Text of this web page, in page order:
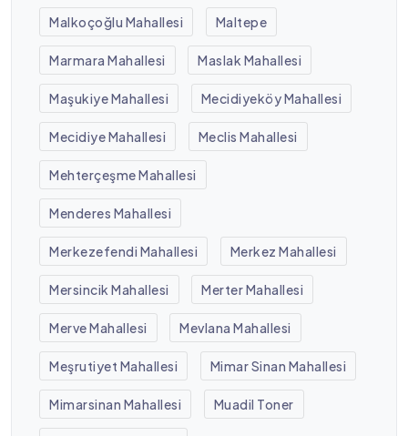
Malkoçoğlu Mahallesi Maltepe
Marmara Mahallesi Maslak Mahallesi
Maşukiye Mahallesi Mecidiyeköy Mahallesi
Mecidiye Mahallesi Meclis Mahallesi
Mehterçeşme Mahallesi
Menderes Mahallesi
Merkezefendi Mahallesi Merkez Mahallesi
Mersincik Mahallesi Merter Mahallesi
Merve Mahallesi Mevlana Mahallesi
Meşrutiyet Mahallesi Mimar Sinan Mahallesi
Mimarsinan Mahallesi Muadil Toner